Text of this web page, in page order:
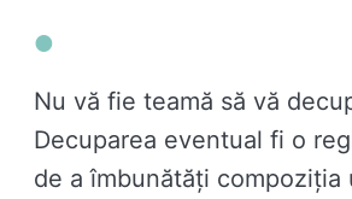
Nu vă fie teamă să vă
Decuparea eventual fi o
de a îmbunătăți compoziția